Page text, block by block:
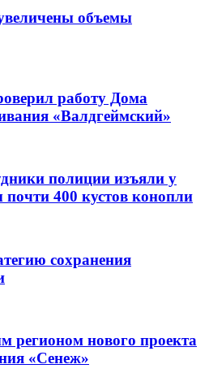
объемы
работу Дома
«Валдгеймский»
полиции изъяли у
400 кустов конопли
сохранения
регионом нового проекта
«Сенеж»